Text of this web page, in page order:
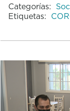
Categorías:
Etiquetas: